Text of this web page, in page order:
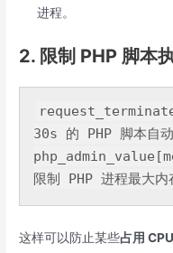
进程。
2. 限制 PHP 脚本
30
这样可以防止某些占用